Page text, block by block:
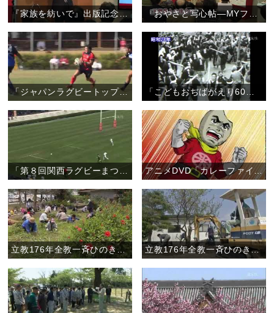
「ジャパンラグビートップリーグ奈良県初開催 〝親里で天理出身の選手が凱旋試合〟」（10月19日） 「こどもおぢばがえり60周年記念 こどもおぢばがえりの元をたずねて」
「第８回関西ラグビーまつり ルポ『花園で伝説の名勝負 再び』」 アニメDVD「カレーファイブ」第２弾！
立教176年全教一斉ひのきしんデー・鹿児島教区大島支部 （4月29日） 立教176年全教一斉ひのきしんデー・長野教区松筑支部 （4月29日）